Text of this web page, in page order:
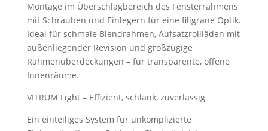
Montage im Überschlagbereich des Fensterrahmens
mit Schrauben und Einlegern für eine filigrane Optik.
Ideal für schmale Blendrahmen, Aufsatzrollläden mit
außenliegender Revision und großzügige
Rahmenüberdeckungen – für transparente, offene
Innenräume.
VITRUM Light – Effizient, schlank, zuverlässig
Ein einteiliges System für unkomplizierte